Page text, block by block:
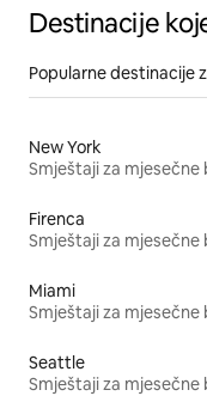
Destinacije
Popularne destinacije
New York
Firenca
Miami
Seattle